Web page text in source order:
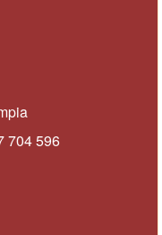
704 596